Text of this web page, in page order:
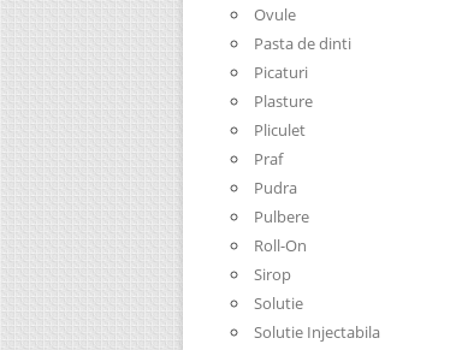
Ovule
Pasta de dinti
Picaturi
Plasture
Pliculet
Praf
Pudra
Pulbere
Roll-On
Sirop
Solutie
Solutie Injectabila